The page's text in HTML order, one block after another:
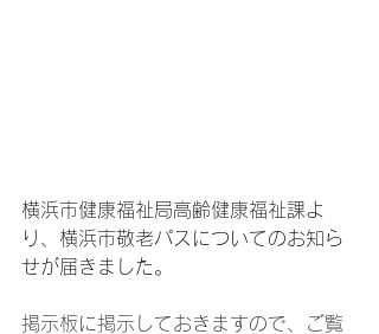
横浜市健康福祉局高齢健康福祉課よ
り、横浜市敬老パスについてのお知ら
せが届きました。
掲示板に掲示しておきますので、ご覧